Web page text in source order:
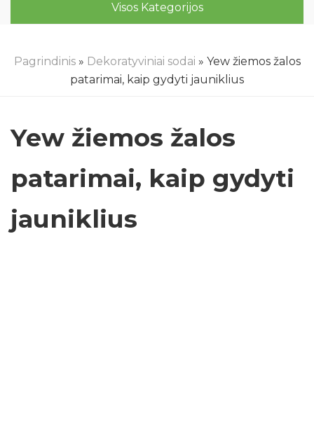
Visos Kategorijos
Pagrindinis» Dekoratyviniai sodai » Yew žiemos žalos
patarimai, kaip gydyti jauniklius
Yew žiemos žalos
patarimai, kaip gydyti
jauniklius